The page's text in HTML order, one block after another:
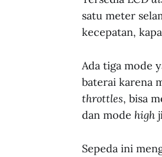
satu meter
kecepatan,
Ada tiga mode
baterai karena
throttles, bisa
dan mode high
Sepeda ini